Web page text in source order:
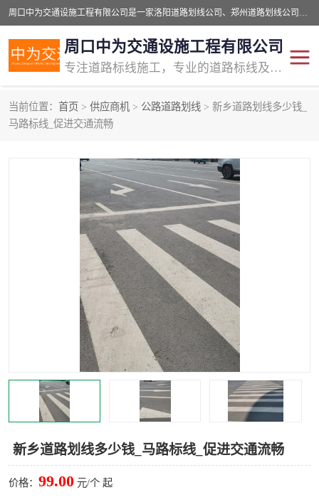
周口中为交通设施工程有限公司是一家洛阳道路划线公司、郑州道路划线公司、平顶山道路车位划线公司、开封车位划线公司、许昌道路车位划线公司、漯河道路车位划线公司，公司始终坚持“诚信、匠心、专注”的宗旨；我们的经营理念是：的服务。
周口中为交通设施工程有限公司
专注道路标线施工，专业的道路标线及交通设施施工服务商!
当前位置： 首页 > 供应商机 > 公路道路划线 > 新乡道路划线多少钱_
马路标线_促进交通流畅
新乡道路划线多少钱_马路标线_促进交通流畅
价格： 99.00 元/个 起
交通道路标线
道路标线划线 马路标线
道路划线